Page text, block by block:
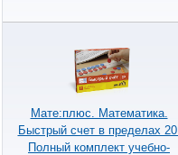
Мате:плюс. Математика.
Быстрый счет в пределах 20.
Полный комплект учебно-